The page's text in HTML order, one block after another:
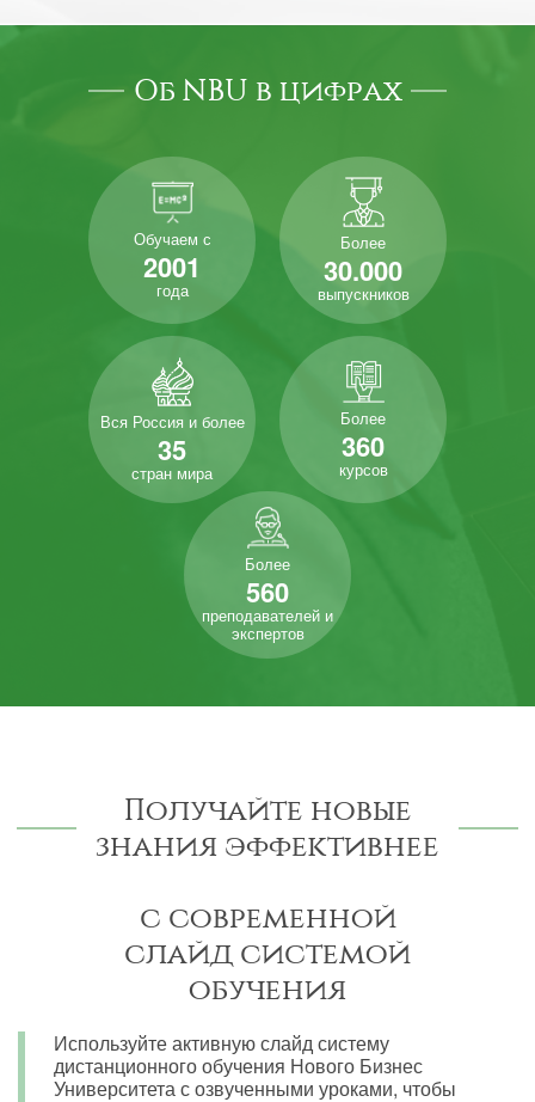
Об NBU в цифрах
Обучаем с
2001
года
Более
30.000
выпускников
Вся Россия и более
35
стран мира
Более
360
курсов
Более
560
преподавателей и
экспертов
Получайте новые
знания эффективнее
с современной
слайд системой
обучения
Используйте активную слайд систему
дистанционного обучения Нового Бизнес
Университета с озвученными уроками, чтобы